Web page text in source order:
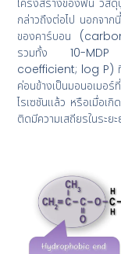
กล่าวถึงต่อไป นอกจาก
ของคาร์บอน
รวมทั้ง 10-MDP
coefficient; log P) ที่
ค่อนข้างเป็นมอนอเมอร์
ไรเซชันแล้ว หรือเมื่อเ
ติดมีความเสถียรในระยะ